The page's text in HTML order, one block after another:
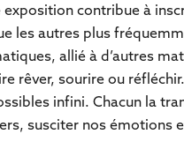
contribue à
les autres plus
allié à d’autres
rêver, sourire ou
infini. Chacun la
susciter nos émotions